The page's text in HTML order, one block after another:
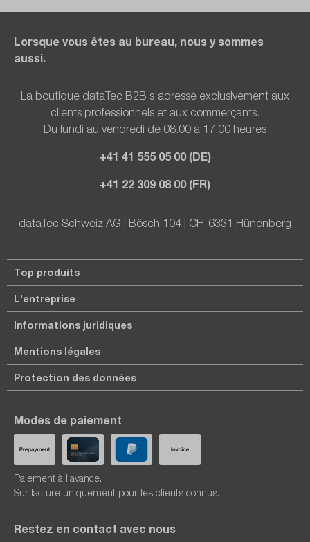
Lorsque vous êtes au bureau, nous y sommes
aussi.
La boutique dataTec B2B s'adresse exclusivement aux
clients professionnels et aux commerçants.
Du lundi au vendredi de 08.00 à 17.00 heures
+41 41 555 05 00 (DE)
+41 22 309 08 00 (FR)
dataTec Schweiz AG | Bösch 104 | CH-6331 Hünenberg
Top produits
L'entreprise
Informations juridiques
Mentions légales
Protection des données
Modes de paiement
Paiement à l'avance.
Sur facture uniquement pour les clients connus.
Restez en contact avec nous